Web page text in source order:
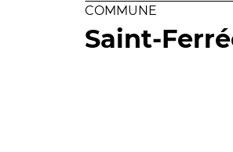
COMMUNE
Saint-